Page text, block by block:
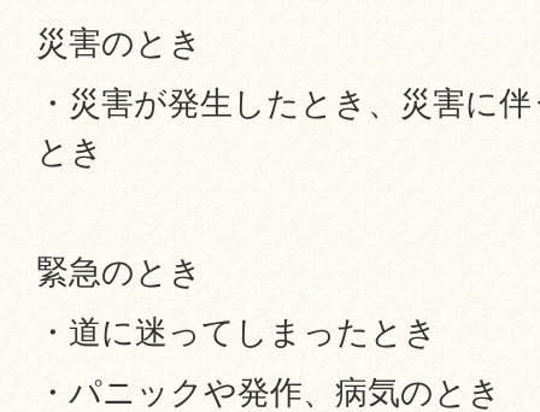
災害のとき
・災害が発生したとき、災害に
とき
緊急のとき
・道に迷ってしまったとき
・パニックや発作、病気のとき